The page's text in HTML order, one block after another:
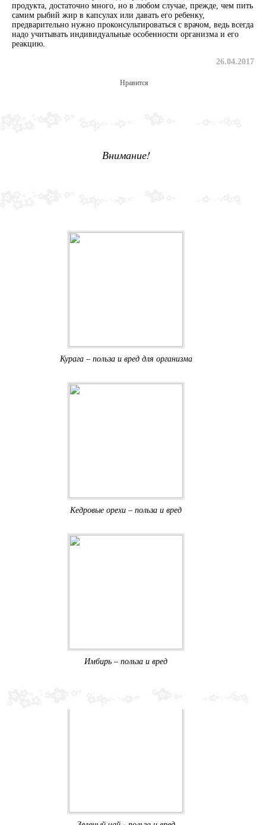
продукта, достаточно много, но в любом случае, прежде, чем пить
самим рыбий жир в капсулах или давать его ребенку,
предварительно нужно проконсультироваться с врачом, ведь всегда
надо учитывать индивидуальные особенности организма и его
реакцию.
26.04.2017
Нравится
Внимание!
Курага – польза и вред для организма
Кедровые орехи – польза и вред
Имбирь – польза и вред